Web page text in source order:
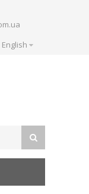
English